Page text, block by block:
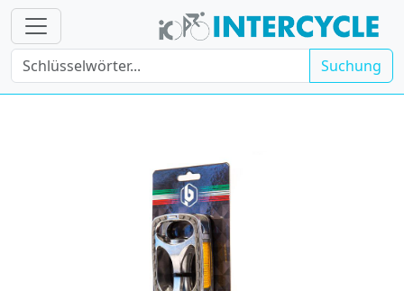
Suchung